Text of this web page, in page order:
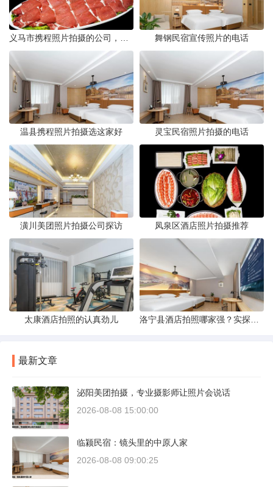
舞钢民宿宣传照片的电话
温县携程照片拍摄选这家好 灵宝民宿照片拍摄的电话
潢川美团照片拍摄公司探访 凤泉区酒店照片拍摄推荐
太康酒店拍照的认真劲儿
最新文章
泌阳美团拍摄，专业摄影师让照片会说话
2026-08-08 15:00:00
临颍民宿：镜头里的中原人家
2026-08-08 09:00:25